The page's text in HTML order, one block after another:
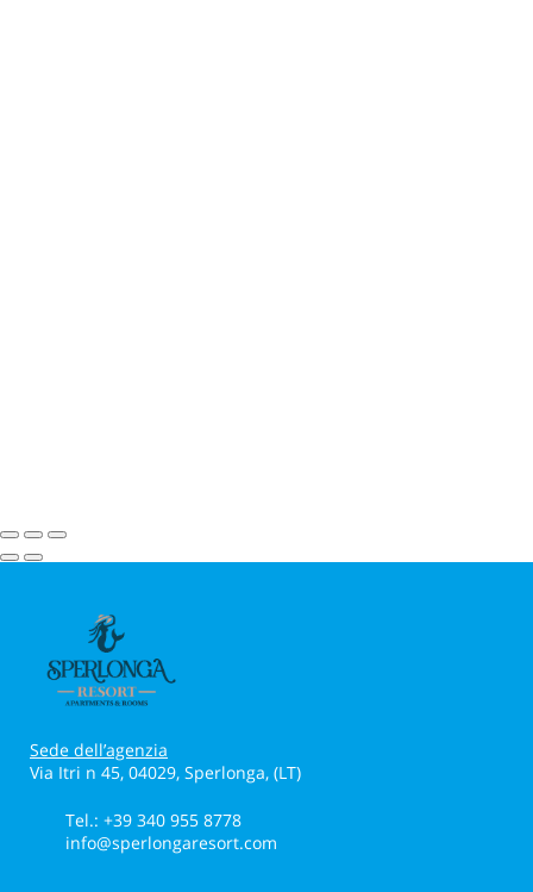
Sede dell’agenzia
Via Itri n 45, 04029, Sperlonga, (LT)
Tel.: +39 340 955 8778
info@sperlongaresort.com